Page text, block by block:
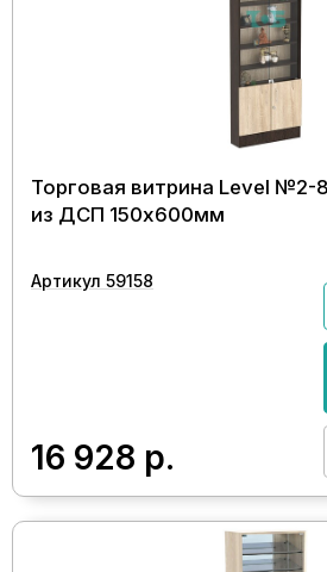
Торговая витрина Level
из ДСП 150х600мм
Артикул 59158
16 928 р.